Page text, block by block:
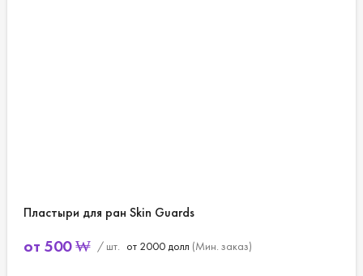
Пластыри для ран Skin Guards
от 500 ₩ / шт. от 2000 долл (Мин. заказ)